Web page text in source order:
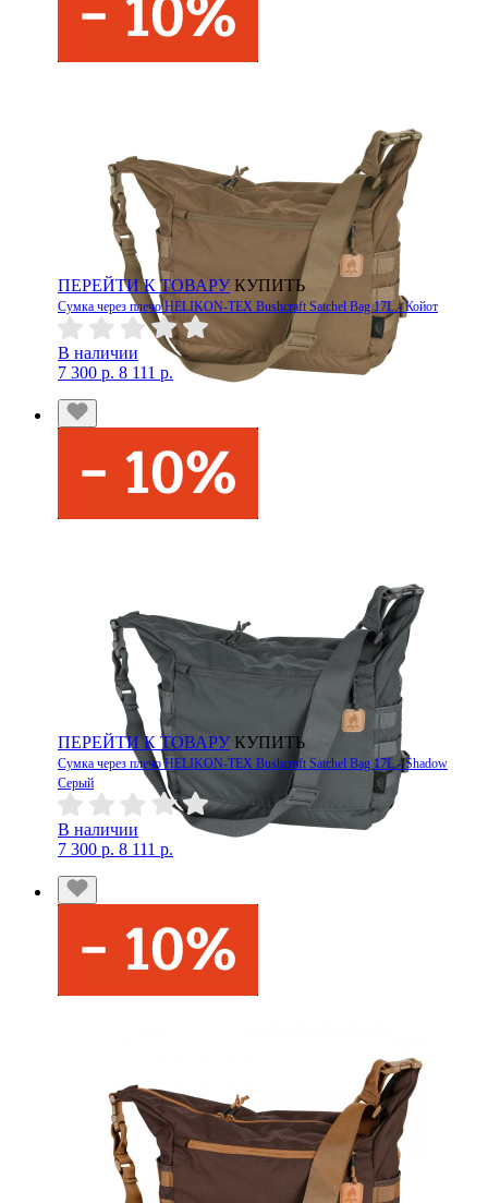
ПЕРЕЙТИ К ТОВАРУ КУПИТЬ
Сумка через плечо HELIKON-TEX Bushcraft Satchel Bag 17L - Койот
В наличии
7 300 р. 8 111 р.
ПЕРЕЙТИ К ТОВАРУ КУПИТЬ
Сумка через плечо HELIKON-TEX Bushcraft Satchel Bag 17L - Shadow
Серый
В наличии
7 300 р. 8 111 р.